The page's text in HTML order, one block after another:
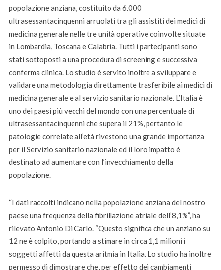
popolazione anziana, costituito da 6.000
ultrasessantacinquenni arruolati tra gli assistiti dei medici di
medicina generale nelle tre unità operative coinvolte situate
in Lombardia, Toscana e Calabria. Tutti i partecipanti sono
stati sottoposti a una procedura di screening e successiva
conferma clinica. Lo studio è servito inoltre a sviluppare e
validare una metodologia direttamente trasferibile ai medici di
medicina generale e al servizio sanitario nazionale. L’Italia è
uno dei paesi più vecchi del mondo con una percentuale di
ultrasessantacinquenni che supera il 21%, pertanto le
patologie correlate all’età rivestono una grande importanza
per il Servizio sanitario nazionale ed il loro impatto è
destinato ad aumentare con l’invecchiamento della
popolazione.
“I dati raccolti indicano nella popolazione anziana del nostro
paese una frequenza della fibrillazione atriale dell’8,1%”, ha
rilevato Antonio Di Carlo. “Questo significa che un anziano su
12 ne è colpito, portando a stimare in circa 1,1 milioni i
soggetti affetti da questa aritmia in Italia. Lo studio ha inoltre
permesso di dimostrare che, per effetto dei cambiamenti